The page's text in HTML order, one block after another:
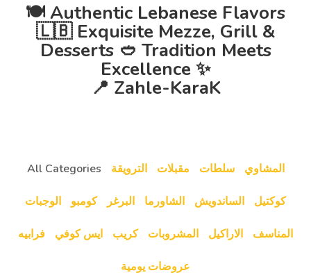
🍽 Authentic Lebanese Flavors
🇱🇧 Exquisite Mezze, Grill &
Desserts 🥙 Tradition Meets
Excellence ✨
📍 Zahle-KaraK
All Categories الترويقة مقبلات سلطات المشاوي
الوجبات كومبو البرغر الشاورما الساندويش كوكتيل
فرابيه ايس كوفي كريب المشروبات الاراكيل المناسف
عروضات يومية